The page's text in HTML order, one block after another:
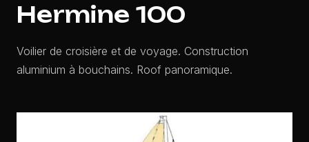
Hermine 100
Voilier de croisière et de voyage. Construction
aluminium à bouchains. Roof panoramique.